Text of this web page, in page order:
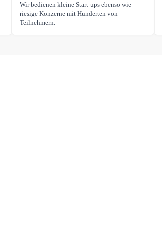
Wir bedienen kleine Start-ups ebenso wie
riesige Konzerne mit Hunderten von
Teilnehmern.